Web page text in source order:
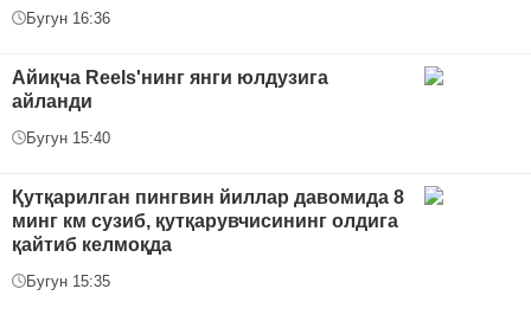
Бугун 16:36
Айиқча Reels'нинг янги юлдузига
айланди
Бугун 15:40
Қутқарилган пингвин йиллар давомида 8
минг км сузиб, қутқарувчисининг олдига
қайтиб келмоқда
Бугун 15:35